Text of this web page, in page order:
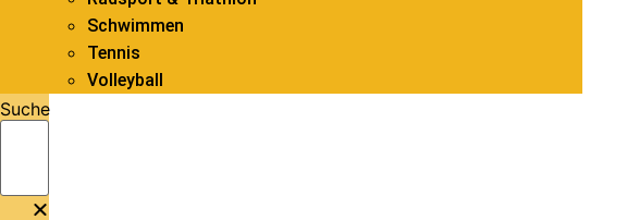
Schwimmen
Tennis
Volleyball
Suche